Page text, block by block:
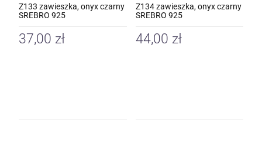
Z133 zawieszka, onyx czarny
SREBRO 925
37,00 zł
Z134 zawieszka, onyx czarny
SREBRO 925
44,00 zł